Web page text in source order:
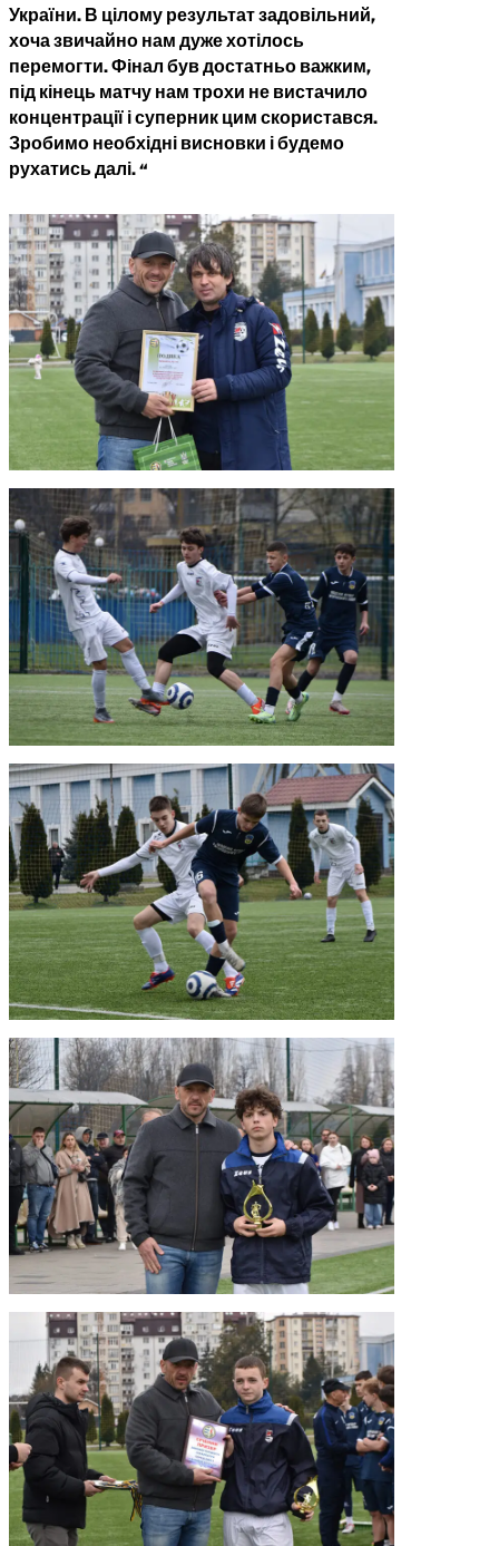
України. В цілому результат задовільний,
хоча звичайно нам дуже хотілось
перемогти. Фінал був достатньо важким,
під кінець матчу нам трохи не вистачило
концентрації і суперник цим скористався.
Зробимо необхідні висновки і будемо
рухатись далі. “